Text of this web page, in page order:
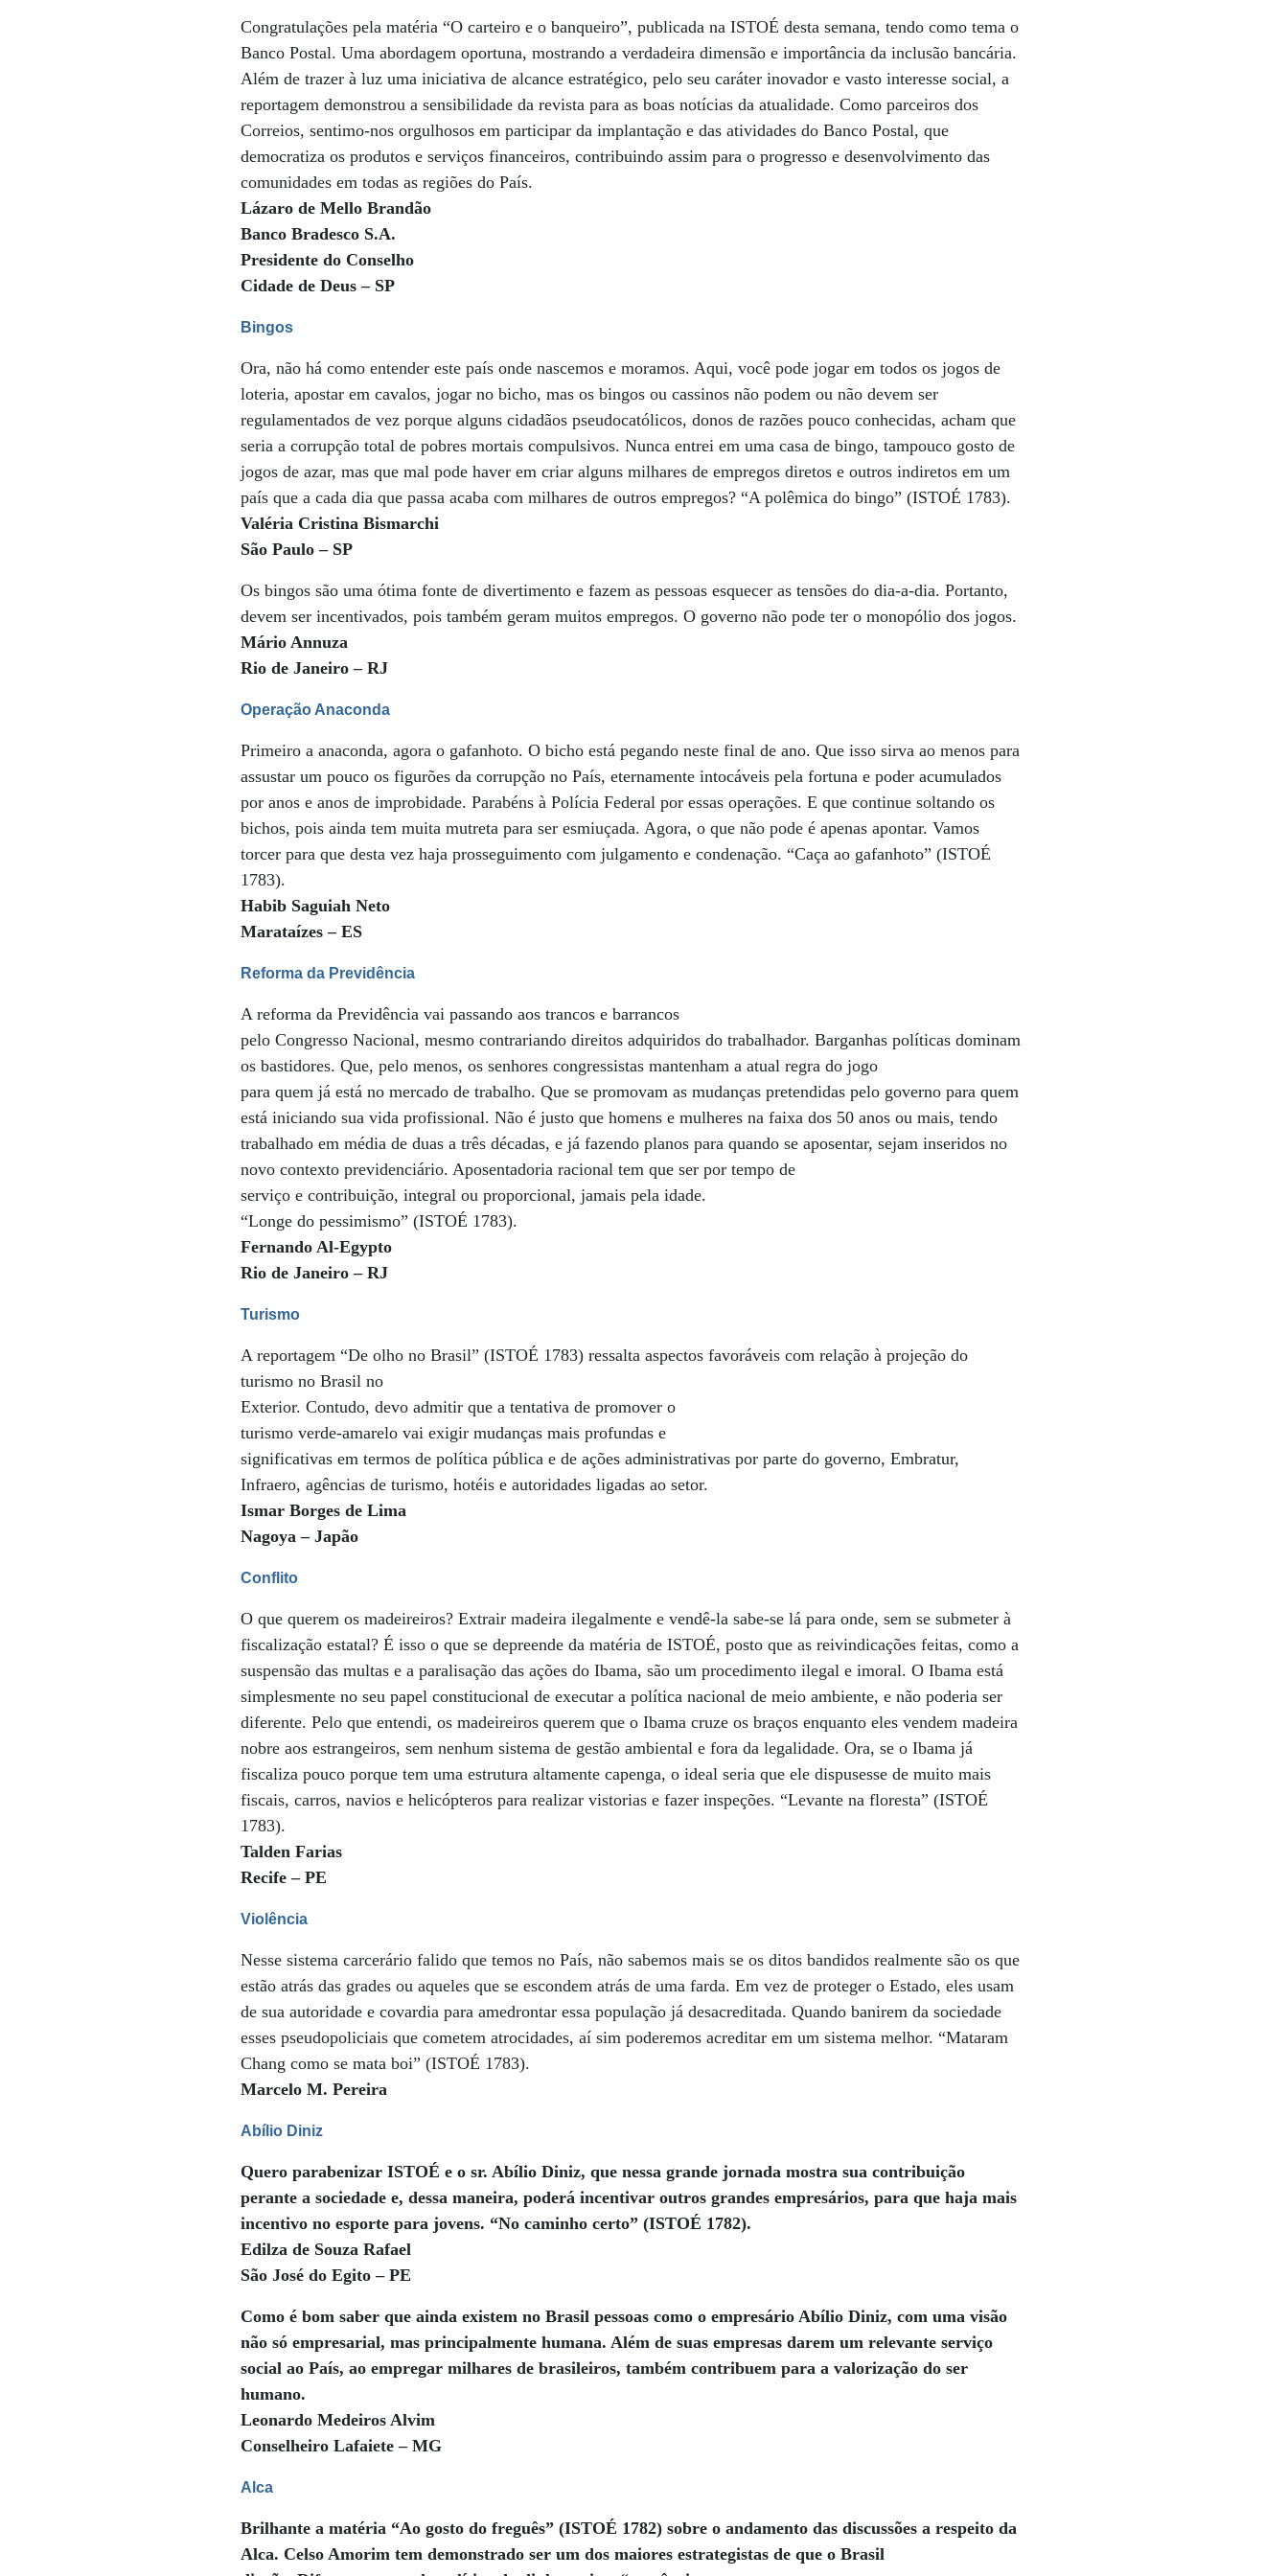
Congratulações pela matéria “O carteiro e o banqueiro”, publicada na ISTOÉ desta semana, tendo como tema o
Banco Postal. Uma abordagem oportuna, mostrando a verdadeira dimensão e importância da inclusão bancária.
Além de trazer à luz uma iniciativa de alcance estratégico, pelo seu caráter inovador e vasto interesse social, a
reportagem demonstrou a sensibilidade da revista para as boas notícias da atualidade. Como parceiros dos
Correios, sentimo-nos orgulhosos em participar da implantação e das atividades do Banco Postal, que
democratiza os produtos e serviços financeiros, contribuindo assim para o progresso e desenvolvimento das
comunidades em todas as regiões do País.
Lázaro de Mello Brandão
Banco Bradesco S.A.
Presidente do Conselho
Cidade de Deus – SP
Bingos
Ora, não há como entender este país onde nascemos e moramos. Aqui, você pode jogar em todos os jogos de
loteria, apostar em cavalos, jogar no bicho, mas os bingos ou cassinos não podem ou não devem ser
regulamentados de vez porque alguns cidadãos pseudocatólicos, donos de razões pouco conhecidas, acham que
seria a corrupção total de pobres mortais compulsivos. Nunca entrei em uma casa de bingo, tampouco gosto de
jogos de azar, mas que mal pode haver em criar alguns milhares de empregos diretos e outros indiretos em um
país que a cada dia que passa acaba com milhares de outros empregos? “A polêmica do bingo” (ISTOÉ 1783).
Valéria Cristina Bismarchi
São Paulo – SP
Os bingos são uma ótima fonte de divertimento e fazem as pessoas esquecer as tensões do dia-a-dia. Portanto,
devem ser incentivados, pois também geram muitos empregos. O governo não pode ter o monopólio dos jogos.
Mário Annuza
Rio de Janeiro – RJ
Operação Anaconda
Primeiro a anaconda, agora o gafanhoto. O bicho está pegando neste final de ano. Que isso sirva ao menos para
assustar um pouco os figurões da corrupção no País, eternamente intocáveis pela fortuna e poder acumulados
por anos e anos de improbidade. Parabéns à Polícia Federal por essas operações. E que continue soltando os
bichos, pois ainda tem muita mutreta para ser esmiuçada. Agora, o que não pode é apenas apontar. Vamos
torcer para que desta vez haja prosseguimento com julgamento e condenação. “Caça ao gafanhoto” (ISTOÉ
1783).
Habib Saguiah Neto
Marataízes – ES
Reforma da Previdência
A reforma da Previdência vai passando aos trancos e barrancos
pelo Congresso Nacional, mesmo contrariando direitos adquiridos do trabalhador. Barganhas políticas dominam
os bastidores. Que, pelo menos, os senhores congressistas mantenham a atual regra do jogo
para quem já está no mercado de trabalho. Que se promovam as mudanças pretendidas pelo governo para quem
está iniciando sua vida profissional. Não é justo que homens e mulheres na faixa dos 50 anos ou mais, tendo
trabalhado em média de duas a três décadas, e já fazendo planos para quando se aposentar, sejam inseridos no
novo contexto previdenciário. Aposentadoria racional tem que ser por tempo de
serviço e contribuição, integral ou proporcional, jamais pela idade.
“Longe do pessimismo” (ISTOÉ 1783).
Fernando Al-Egypto
Rio de Janeiro – RJ
Turismo
A reportagem “De olho no Brasil” (ISTOÉ 1783) ressalta aspectos favoráveis com relação à projeção do
turismo no Brasil no
Exterior. Contudo, devo admitir que a tentativa de promover o
turismo verde-amarelo vai exigir mudanças mais profundas e
significativas em termos de política pública e de ações administrativas por parte do governo, Embratur,
Infraero, agências de turismo, hotéis e autoridades ligadas ao setor.
Ismar Borges de Lima
Nagoya – Japão
Conflito
O que querem os madeireiros? Extrair madeira ilegalmente e vendê-la sabe-se lá para onde, sem se submeter à
fiscalização estatal? É isso o que se depreende da matéria de ISTOÉ, posto que as reivindicações feitas, como a
suspensão das multas e a paralisação das ações do Ibama, são um procedimento ilegal e imoral. O Ibama está
simplesmente no seu papel constitucional de executar a política nacional de meio ambiente, e não poderia ser
diferente. Pelo que entendi, os madeireiros querem que o Ibama cruze os braços enquanto eles vendem madeira
nobre aos estrangeiros, sem nenhum sistema de gestão ambiental e fora da legalidade. Ora, se o Ibama já
fiscaliza pouco porque tem uma estrutura altamente capenga, o ideal seria que ele dispusesse de muito mais
fiscais, carros, navios e helicópteros para realizar vistorias e fazer inspeções. “Levante na floresta” (ISTOÉ
1783).
Talden Farias
Recife – PE
Violência
Nesse sistema carcerário falido que temos no País, não sabemos mais se os ditos bandidos realmente são os que
estão atrás das grades ou aqueles que se escondem atrás de uma farda. Em vez de proteger o Estado, eles usam
de sua autoridade e covardia para amedrontar essa população já desacreditada. Quando banirem da sociedade
esses pseudopoliciais que cometem atrocidades, aí sim poderemos acreditar em um sistema melhor. “Mataram
Chang como se mata boi” (ISTOÉ 1783).
Marcelo M. Pereira
Abílio Diniz
Quero parabenizar ISTOÉ e o sr. Abílio Diniz, que nessa grande jornada mostra sua contribuição
perante a sociedade e, dessa maneira, poderá incentivar outros grandes empresários, para que haja mais
incentivo no esporte para jovens. “No caminho certo” (ISTOÉ 1782).
Edilza de Souza Rafael
São José do Egito – PE
Como é bom saber que ainda existem no Brasil pessoas como o empresário Abílio Diniz, com uma visão
não só empresarial, mas principalmente humana. Além de suas empresas darem um relevante serviço
social ao País, ao empregar milhares de brasileiros, também contribuem para a valorização do ser
humano.
Leonardo Medeiros Alvim
Conselheiro Lafaiete – MG
Alca
Brilhante a matéria “Ao gosto do freguês” (ISTOÉ 1782) sobre o andamento das discussões a respeito da
Alca. Celso Amorim tem demonstrado ser um dos maiores estrategistas de que o Brasil